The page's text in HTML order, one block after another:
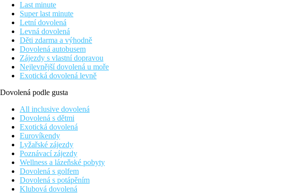
Last minute
Super last minute
Letní dovolená
Levná dovolená
Děti zdarma a výhodně
Dovolená autobusem
Zájezdy s vlastní dopravou
Nejlevnější dovolená u moře
Exotická dovolená levně
Dovolená podle gusta
All inclusive dovolená
Dovolená s dětmi
Exotická dovolená
Eurovíkendy
Lyžařské zájezdy
Poznávací zájezdy
Wellness a lázeňské pobyty
Dovolená s golfem
Dovolená s potápěním
Klubová dovolená